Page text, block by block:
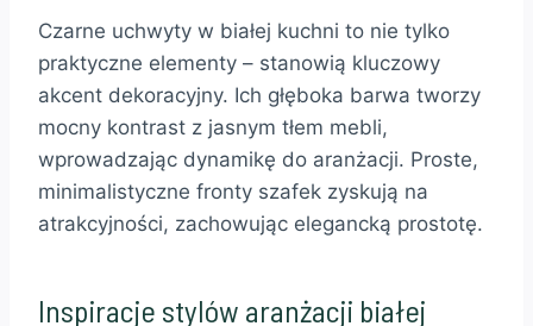
Czarne uchwyty w białej kuchni to nie tylko
praktyczne elementy – stanowią kluczowy
akcent dekoracyjny. Ich głęboka barwa tworzy
mocny kontrast z jasnym tłem mebli,
wprowadzając dynamikę do aranżacji. Proste,
minimalistyczne fronty szafek zyskują na
atrakcyjności, zachowując elegancką prostotę.
Inspiracje stylów aranżacji białej